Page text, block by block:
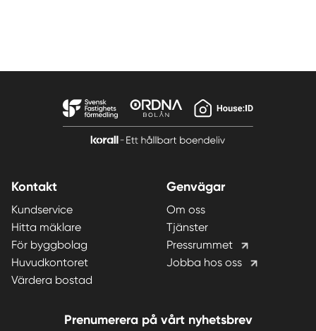
Kontakt
Kundservice
Hitta mäklare
För byggbolag
Huvudkontoret
Värdera bostad
Genvägar
Om oss
Tjänster
Pressrummet
Jobba hos oss
Prenumerera på vårt nyhetsbrev